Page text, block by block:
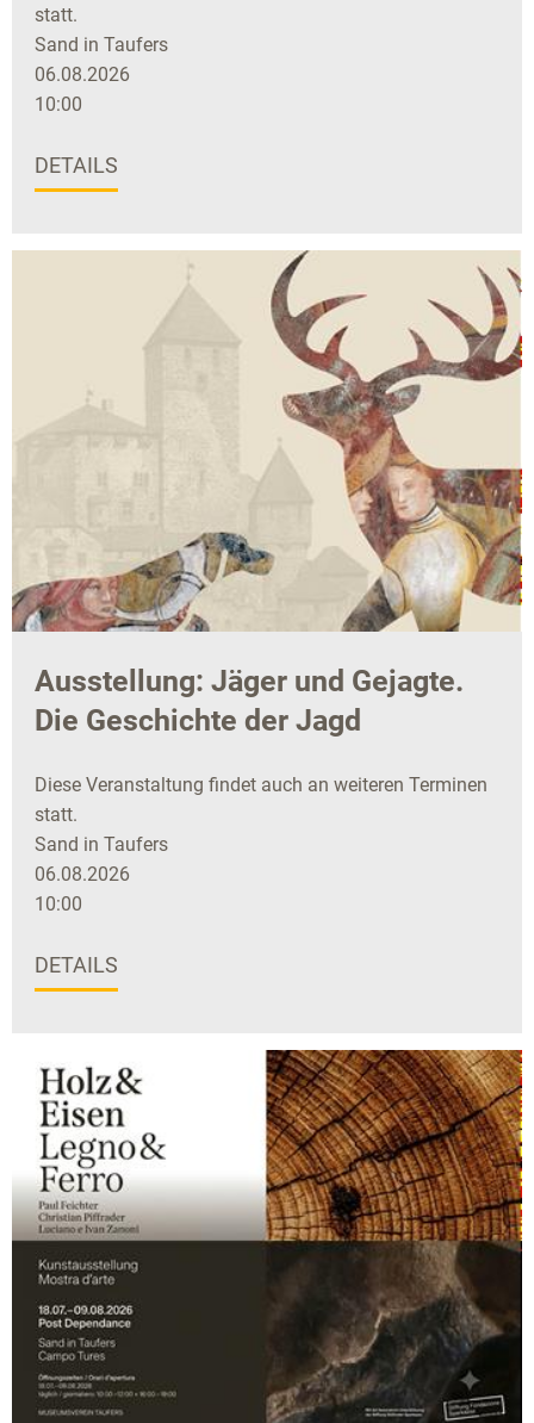
statt.
Sand in Taufers
06.08.2026
10:00
DETAILS
Ausstellung: Jäger und Gejagte.
Die Geschichte der Jagd
Diese Veranstaltung findet auch an weiteren Terminen
statt.
Sand in Taufers
06.08.2026
10:00
DETAILS